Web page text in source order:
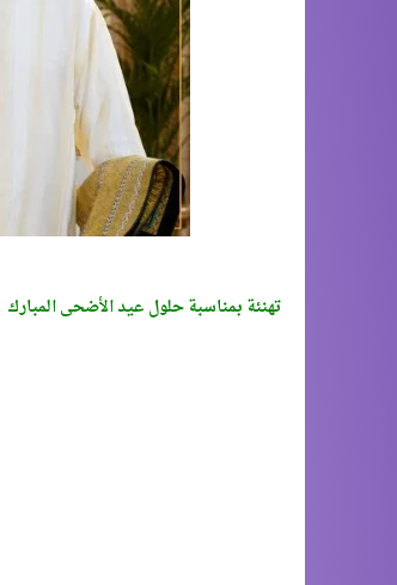
تهنئة بمناسبة حلول عيد الأضحى المبارك